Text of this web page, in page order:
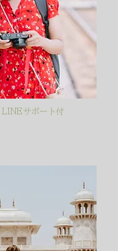
サポート付